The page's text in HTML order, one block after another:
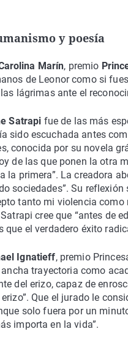
y poesía
Marín, premio
de Leonor como si
lágrimas ante el
Satrapi fue de las más
sido escuchada antes
conocida por su novela
de las que ponen la otra
la primera”. La creadora
sociedades”. Su
tanto mi violencia
cree que “antes de
que el verdadero éxito
Ignatieff, premio
trayectoria como
del erizo, capaz de
Que el jurado le
solo fuera por un
importa en la vida”.